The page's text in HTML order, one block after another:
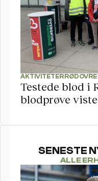
AKTIVITETER RØDOVRE
Testede blod i
blodprøve
SENESTE
ALLE